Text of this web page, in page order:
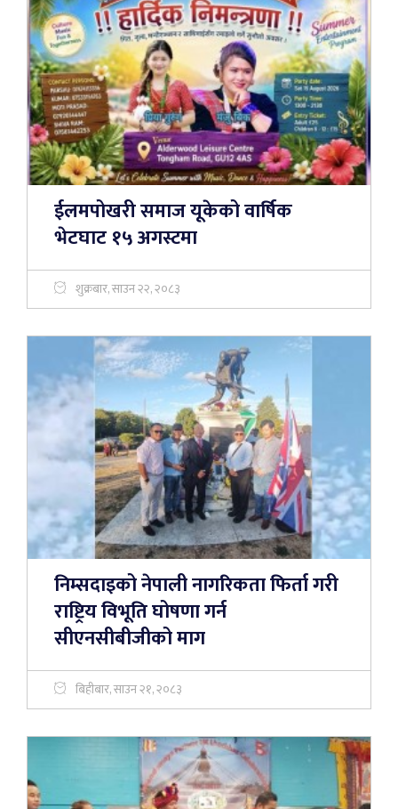
ईलमपोखरी समाज यूकेको वार्षिक
भेटघाट १५ अगस्टमा
शुक्रबार, साउन २२, २०८३
निम्सदाइको नेपाली नागरिकता फिर्ता गरी
राष्ट्रिय विभूति घोषणा गर्न
सीएनसीबीजीको माग
बिहीबार, साउन २१, २०८३